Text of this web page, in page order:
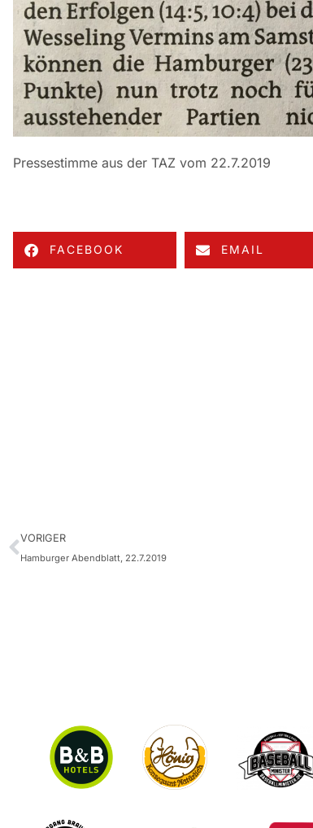
Pressestimme aus der TAZ vom 22.7.2019
FACEBOOK EMAIL
VORIGER
Hamburger Abendblatt, 22.7.2019